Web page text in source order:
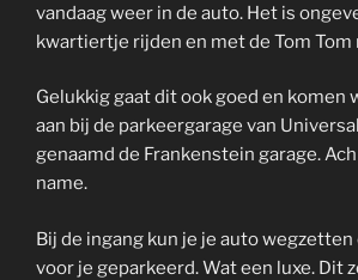
vandaag weer in de auto. Het is
kwartiertje rijden en met de Tom
Gelukkig gaat dit ook goed en komen
aan bij de parkeergarage van
genaamd de Frankenstein garage. Ach
name.
Bij de ingang kun je je auto
voor je geparkeerd. Wat een luxe. Dit